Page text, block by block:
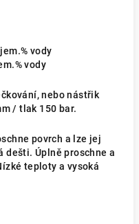
vody
vody
nebo nástřik
/ tlak 150 bar.
povrch a lze jej
dešti. Úplně proschne a
teploty a vysoká